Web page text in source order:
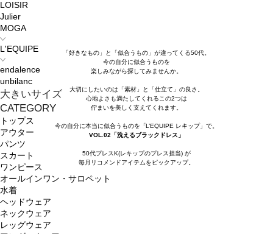
LOISIR
Julier
MOGA
L'EQUIPE
endalence
unbilanc
大きいサイズ
CATEGORY
トップス
アウター
パンツ
スカート
ワンピース
オールインワン・サロペット
水着
ヘッドウェア
ネックウェア
レッグウェア
「好きなもの」と「似合うもの」が違ってくる50代。
今の自分に似合うものを
楽しみながら探してみませんか。
大切にしたいのは「素材」と「仕立て」の良さ。
心地よさも満たしてくれるこの2つは
佇まいを美しく支えてくれます。
今の自分に本当に似合うものを「L’EQUIPE レキップ」で。
VOL.02「洗えるブラックドレス」
50代プレスK(レキップのプレス担当) が
毎月リコメンドアイテムをピックアップ。